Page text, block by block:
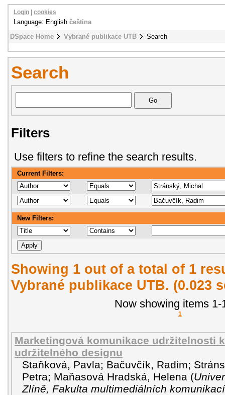
DSpace Home Vybrané publikace UTB Search
Login cookies
Language: English čeština
Search
Filters
Use filters to refine the search results.
Current Filters:
New Filters:
Showing 1 out of a total of 1
Vybrané publikace UTB. (0.023
Now showing items 1-
1
Marketingová komunikace udržitelnosti
udržitelného designu
Staňková, Pavla; Bačuvčík, Radim;
Petra; Maňasová Hradská, Helena (
Zlíně, Fakulta multimediálních komunikací